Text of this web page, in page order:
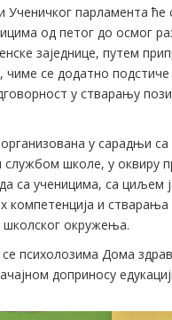
Ученичког парламента
од петог до осмог
заједнице, путем
чиме се додатно
у стварању
у сарадњи
школе, у оквиру
са ученицима, са циљем
компетенција и стварања
школског окружења.
психолозима Дома
доприносу